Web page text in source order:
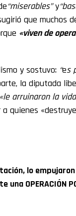
“miserables”y
que muchos
«viven de
y sostuvo: “es
la diputada
«le arruinaron la
quienes
lo
OPERACIÓN